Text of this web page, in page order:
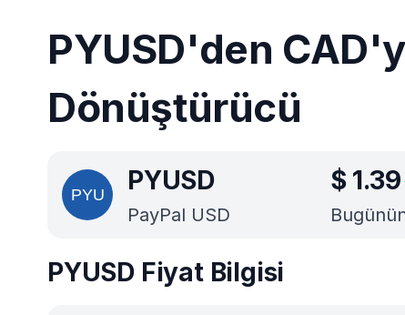
PYUSD'den
Dönüştürücü
PYUSD
PayPal USD
$ 1.39
PYUSD Fiyat Bilgisi